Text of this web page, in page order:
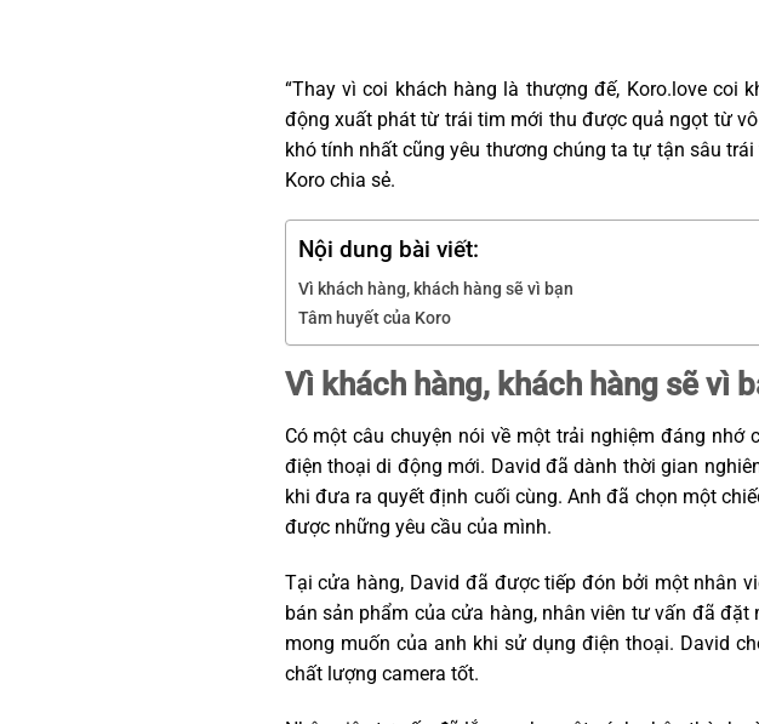
“Thay vì coi khách hàng là thượng đế, Koro.love
động xuất phát từ trái tim mới thu được quả ngọt từ
khó tính nhất cũng yêu thương chúng ta tự tận sâu
Koro chia sẻ.
Nội dung bài viết:
Vì khách hàng, khách hàng sẽ vì bạn
Tâm huyết của Koro
Vì khách hàng, khách hàng sẽ vì
Có một câu chuyện nói về một trải nghiệm đáng
điện thoại di động mới. David đã dành thời gian
khi đưa ra quyết định cuối cùng. Anh đã chọn một
được những yêu cầu của mình.
Tại cửa hàng, David đã được tiếp đón bởi một nhân
bán sản phẩm của cửa hàng, nhân viên tư vấn đã
mong muốn của anh khi sử dụng điện thoại. David
chất lượng camera tốt.